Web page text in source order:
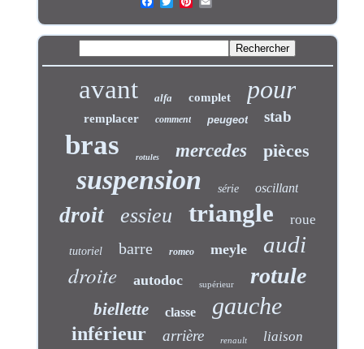
avant alfa complet pour
remplacer comment peugeot stab
bras rotules mercedes pièces
suspension série oscillant
droit essieu triangle roue
tutoriel barre romeo meyle audi
droite autodoc supérieur rotule
biellette classe gauche
inférieur arrière renault liaison